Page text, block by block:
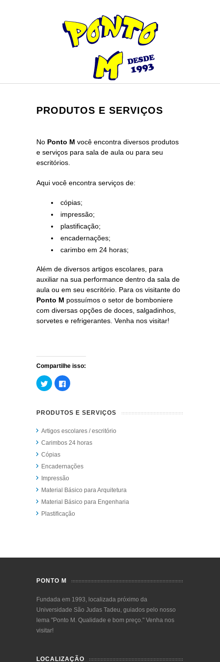
PRODUTOS E SERVIÇOS
No Ponto M você encontra diversos produtos
e serviços para sala de aula ou para seu
escritórios.
Aqui você encontra serviços de:
cópias;
impressão;
plastificação;
encadernações;
carimbo em 24 horas;
Além de diversos artigos escolares, para
auxiliar na sua performance dentro da sala de
aula ou em seu escritório. Para os visitante do
Ponto M possuímos o setor de bomboniere
com diversas opções de doces, salgadinhos,
sorvetes e refrigerantes. Venha nos visitar!
Compartilhe isso:
Clique
para
compartilhar
em
nova
Clique
para
em
nova
PRODUTOS E SERVIÇOS
Artigos escolares / escritório
Carimbos 24 horas
Cópias
Encadernações
Impressão
Material Básico para Arquitetura
Material Básico para Engenharia
Plastificação
PONTO M
Fundada em 1993, localizada próximo da
Universidade São Judas Tadeu, guiados pelo nosso
lema "Ponto M. Qualidade e bom preço." Venha nos
visitar!
LOCALIZAÇÃO